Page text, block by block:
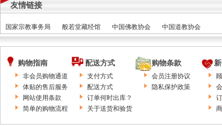
友情链接
国家宗教事务局 般若堂藏经馆 中国佛教协会 中国道教协会
购物指南
非会员购物通道
体贴的售后服务
网站使用条款
简单的购物流程
配送方式
支付方式
配送方式
订单何时出库？
关于送货和验货
购物条款
会员注册协议
隐私保护政策